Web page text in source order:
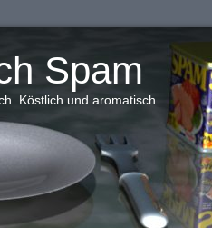
Spam
Köstlich und aromatisch.